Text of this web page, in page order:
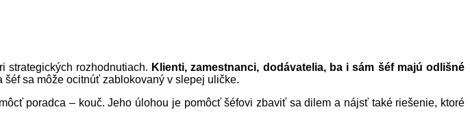
strategických rozhodnutiach. Klienti, zamestnanci, dodávatelia, ba i sám šéf majú odlišné
šéf sa môže ocitnúť zablokovaný v slepej uličke.
poradca – kouč. Jeho úlohou je pomôcť šéfovi zbaviť sa dilem a nájsť také riešenie, ktoré